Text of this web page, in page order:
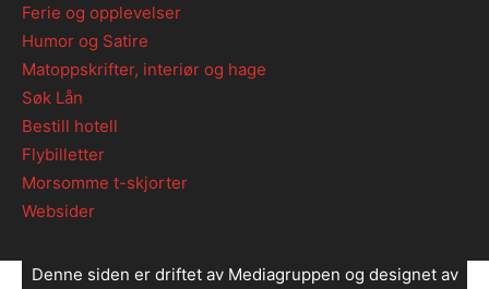
Ferie og opplevelser
Humor og Satire
Matoppskrifter, interiør og hage
Søk Lån
Bestill hotell
Flybilletter
Morsomme t-skjorter
Websider
Denne siden er driftet av Mediagruppen og designet av